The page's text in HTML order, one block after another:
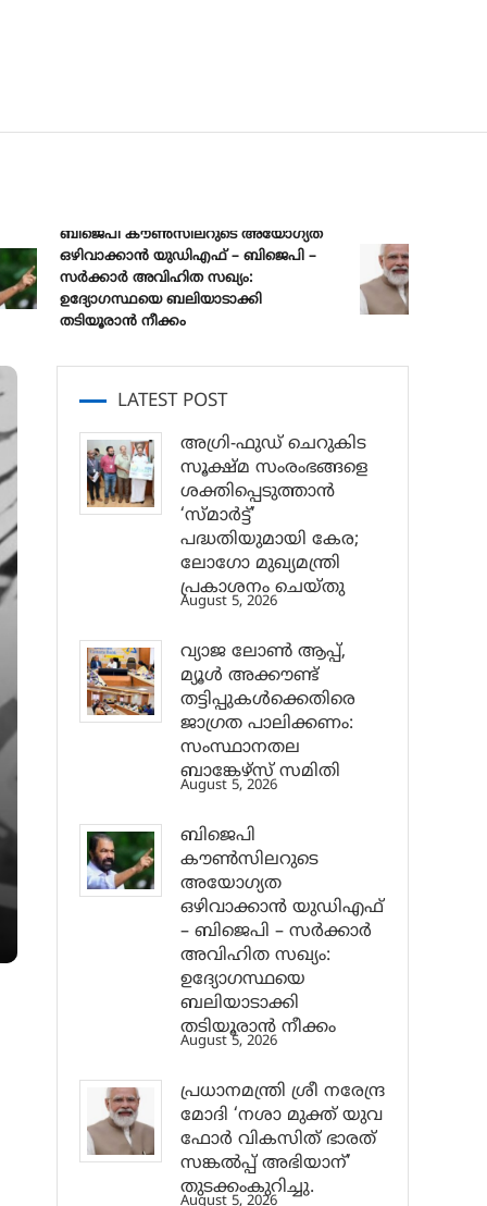
ബിജെപി കൗൺസിലറുടെ അയോഗ്യത
ഒഴിവാക്കാൻ യുഡിഎഫ് – ബിജെപി –
സർക്കാർ അവിഹിത സഖ്യം:
ഉദ്യോഗസ്ഥയെ ബലിയാടാക്കി
തടിയൂരാൻ നീക്കം
LATEST POST
അഗ്രി-ഫുഡ് ചെറുകിട
സൂക്ഷ്മ സംരംഭങ്ങളെ
ശക്തിപ്പെടുത്താന്‍
‘സ്മാര്‍ട്ട്’
പദ്ധതിയുമായി കേര;
ലോഗോ മുഖ്യമന്ത്രി
പ്രകാശനം ചെയ്തു
August 5, 2026
വ്യാജ ലോൺ ആപ്പ്,
മ്യൂൾ അക്കൗണ്ട്
തട്ടിപ്പുകൾക്കെതിരെ
ജാ​ഗ്രത പാലിക്കണം:
സംസ്ഥാനതല
ബാങ്കേഴ്സ് സമിതി
August 5, 2026
ബിജെപി
കൗൺസിലറുടെ
അയോഗ്യത
ഒഴിവാക്കാൻ യുഡിഎഫ്
– ബിജെപി – സർക്കാർ
അവിഹിത സഖ്യം:
ഉദ്യോഗസ്ഥയെ
ബലിയാടാക്കി
തടിയൂരാൻ നീക്കം
August 5, 2026
പ്രധാനമന്ത്രി ശ്രീ നരേന്ദ്ര
മോദി ‘നശാ മുക്ത് യുവ
ഫോർ വികസിത് ഭാരത്
സങ്കൽപ്പ് അഭിയാന്’
തുടക്കംകുറിച്ചു.
August 5, 2026